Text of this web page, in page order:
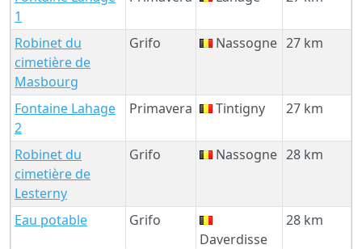
1
Robinet du
cimetière de
Masbourg
Grifo Nassogne 27 km
Fontaine Lahage
2
Primavera Tintigny 27 km
Robinet du
cimetière de
Lesterny
Grifo Nassogne 28 km
Eau potable
Grifo
Daverdisse
28 km